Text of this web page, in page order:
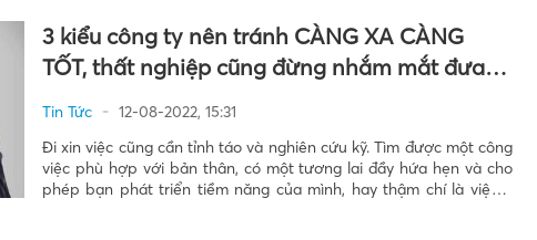
3 kiểu công ty nên tránh CÀNG XA CÀNG
TỐT, thất nghiệp cũng đừng nhắm mắt đưa
Tin Tức
12-08-2022, 15:31
Đi xin việc cũng cần tỉnh táo và nghiên cứu kỹ. Tìm được một công
việc phù hợp với bản thân, có một tương lai đầy hứa hẹn và cho
phép bạn phát triển tiềm năng của mình, hay thậm chí là việc ít